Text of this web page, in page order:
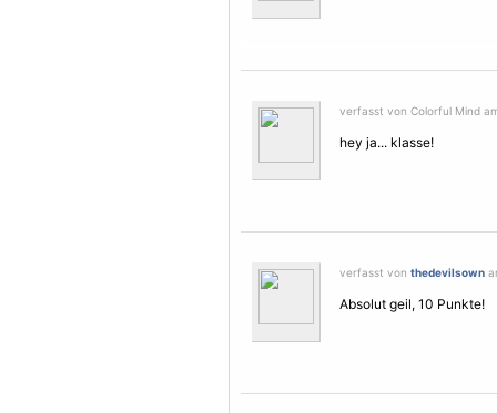
verfasst von Colorful Mind
hey ja... klasse!
verfasst von thedevilsown
Absolut geil, 10 Punkte!